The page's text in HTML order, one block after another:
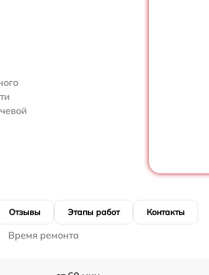
Отзывы Этапы работ Контакты
Время ремонта